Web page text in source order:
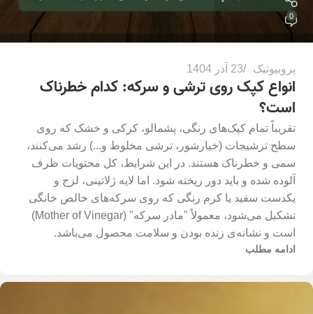
0
پروبیوتیک 23 آذر 1404
انواع کپک روی ترشی و سرکه: کدام خطرناک
است؟
تقریباً تمام کپک‌های رنگی، پشمالو، کرکی و خشک که روی
سطح ترشیجات (خیارشور، ترشی مخلوط و...) رشد می‌کنند،
سمی و خطرناک هستند. در این شرایط، کل محتویات ظرف
آلوده شده و باید دور ریخته شود. اما لایه ژلاتینی، لزج و
یکدست سفید یا کرم رنگی که روی سرکه‌های خالص خانگی
تشکیل می‌شود، معمولاً "مادر سرکه" (Mother of Vinegar)
است و نشانه‌ی زنده بودن و سلامت محصول می‌باشد.
ادامه مطلب